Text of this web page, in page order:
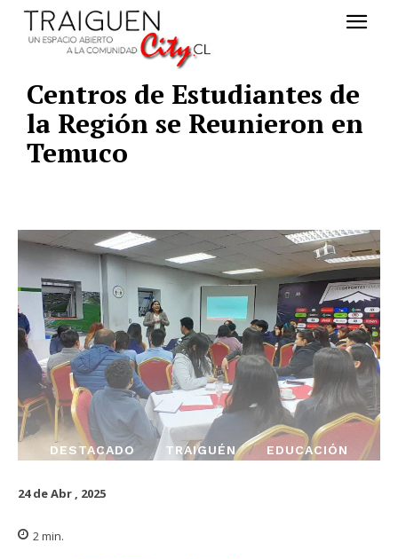
Centros de Estudiantes de
la Región se Reunieron en
Temuco
DESTACADO TRAIGUÉN EDUCACIÓN
24 de Abr , 2025
2 min.